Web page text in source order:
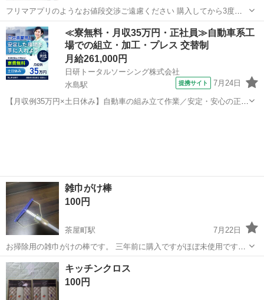
フリマアプリのようなお値段交渉ご遠慮ください 購入してから3度ほ
ど使用してますが、その都度拭いたり洗ったりしているので綺麗です
少し太い幹なども切断したので刃はそれなりに摩耗しています 業者に
研磨をお願いしたり、買い替えを...
岡山 岡山市 妹尾駅 掃除用具
≪寮無料・月収35万円・正社員≫自動車系工
場での組立・加工・プレス 交替制
月給261,000円
日研トータルソーシング株式会社
水島駅
提携サイト 7月24日
【月収例35万円×土日休み】自動車の組み立て作業／安定・安心の正社
雑巾がけ棒
100円
茶屋町駅
7月22日
お掃除用の雑巾がけの棒です。 三年前に購入ですがほぼ未使用です。
よろしくお願いいたしますm(_ _)m
岡山 岡山市 茶屋町駅
キッチンクロス
100円